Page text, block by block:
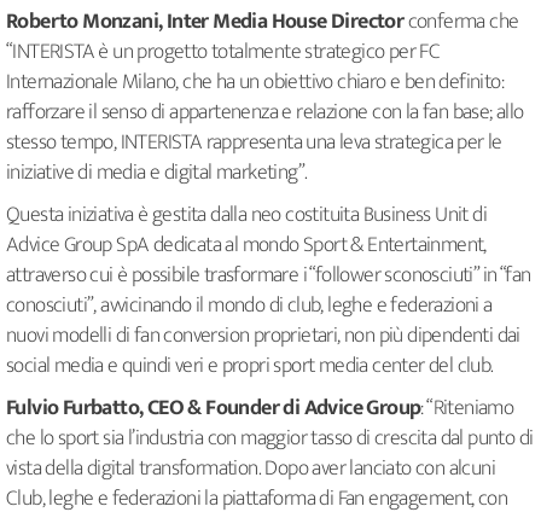
Roberto Monzani, Inter Media House Directorconferma che
“INTERISTA è un progetto totalmente strategico per FC
Internazionale Milano, che ha un obiettivo chiaro e ben definito:
rafforzare il senso di appartenenza e relazione con la fan base; allo
stesso tempo, INTERISTA rappresenta una leva strategica per le
iniziative di media e digital marketing”.
Questa iniziativa è gestita dalla neo costituita Business Unit di
Advice Group SpA dedicata al mondo Sport & Entertainment,
attraverso cui è possibile trasformare i “follower sconosciuti” in “fan
conosciuti”, avvicinando il mondo di club, leghe e federazioni a
nuovi modelli di fan conversion proprietari, non più dipendenti dai
social media e quindi veri e propri sport media center del club.
Fulvio Furbatto, CEO & Founder di Advice Group: “Riteniamo
che lo sport sia l’industria con maggior tasso di crescita dal punto di
vista della digital transformation. Dopo aver lanciato con alcuni
Club, leghe e federazioni la piattaforma di Fan engagement, con